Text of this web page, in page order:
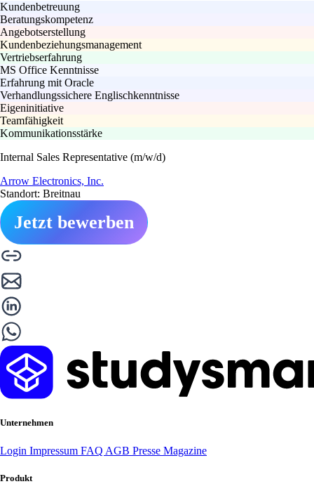
Kundenbetreuung
Beratungskompetenz
Angebotserstellung
Kundenbeziehungsmanagement
Vertriebserfahrung
MS Office Kenntnisse
Erfahrung mit Oracle
Verhandlungssichere Englischkenntnisse
Eigeninitiative
Teamfähigkeit
Kommunikationsstärke
Internal Sales Representative (m/w/d)
Arrow Electronics, Inc.
Standort: Breitnau
Jetzt bewerben
Unternehmen
Login Impressum FAQ AGB Presse Magazine
Produkt